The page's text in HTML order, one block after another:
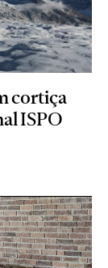
cortiça
ISPO